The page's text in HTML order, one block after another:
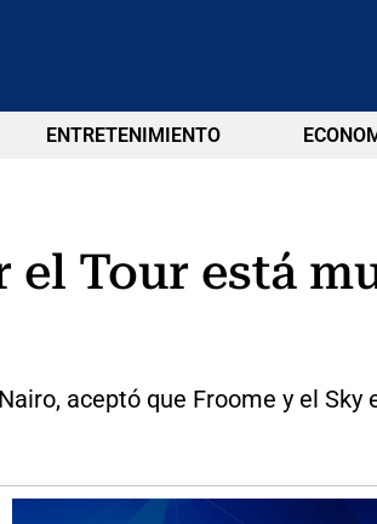
ENTRETENIMIENTO
el Tour está
aceptó que Froome y el Sky